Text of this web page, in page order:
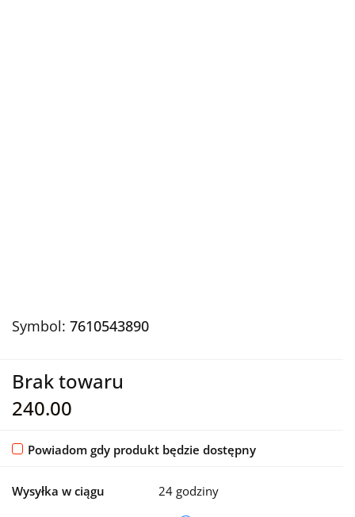
Symbol: 7610543890
Brak towaru
240.00
Powiadom gdy produkt będzie dostępny
Wysyłka w ciągu 24 godziny